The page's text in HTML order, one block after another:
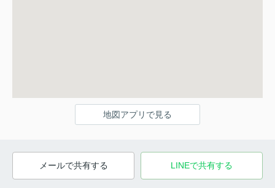
地図アプリで見る
メールで共有する LINEで共有する